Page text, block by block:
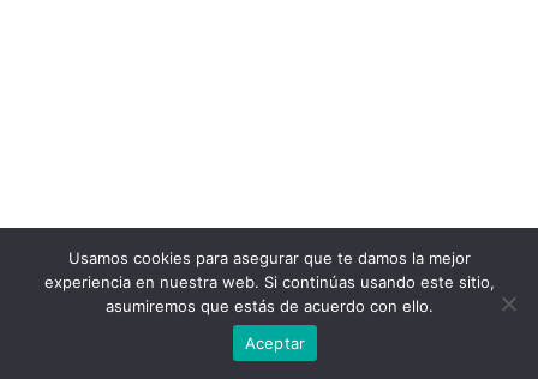
Usamos cookies para asegurar que te damos la mejor
experiencia en nuestra web. Si continúas usando este sitio,
asumiremos que estás de acuerdo con ello.
Aceptar